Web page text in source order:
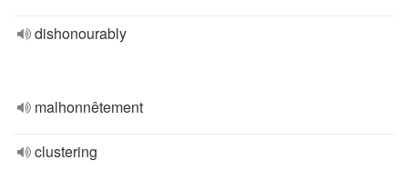
dishonourably
malhonnêtement
clustering